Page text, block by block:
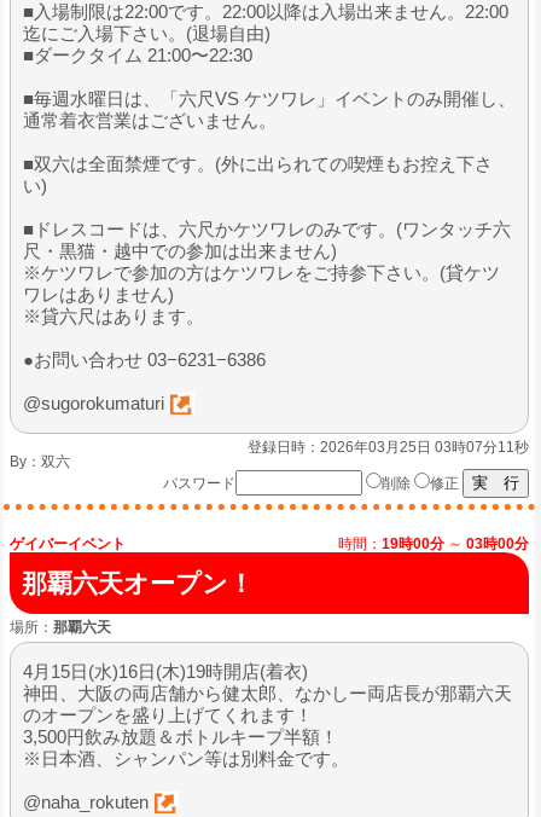
■入場制限は22:00です。22:00以降は入場出来ません。22:00
迄にご入場下さい。(退場自由)
■ダークタイム 21:00〜22:30
■毎週水曜日は、「六尺VS ケツワレ」イベントのみ開催し、
通常着衣営業はございません。
■双六は全面禁煙です。(外に出られての喫煙もお控え下さ
い)
■ドレスコードは、六尺かケツワレのみです。(ワンタッチ六
尺・黒猫・越中での参加は出来ません)
※ケツワレで参加の方はケツワレをご持参下さい。(貸ケツ
ワレはありません)
※貸六尺はあります。
●お問い合わせ 03−6231−6386
@sugorokumaturi
登録日時：2026年03月25日 03時07分11秒
By： 双六
パスワード
削除 修正
ゲイバーイベント 時間： 19時00分 ～ 03時00分
那覇六天オープン！
場所： 那覇六天
4月15日(水)16日(木)19時開店(着衣)
神田、大阪の両店舗から健太郎、なかしー両店長が那覇六天
のオープンを盛り上げてくれます！
3,500円飲み放題＆ボトルキープ半額！
※日本酒、シャンパン等は別料金です。
@naha_rokuten